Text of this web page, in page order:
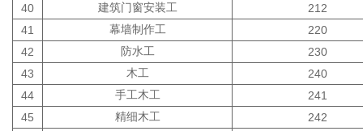
40
建筑门窗安装工
212
41
幕墙制作工
220
42
防水工
230
43
木工
240
44
手工木工
241
45
精细木工
242